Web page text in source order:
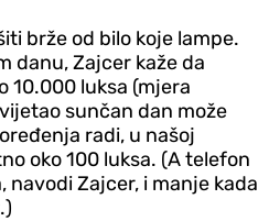
brže od bilo koje lampe.
danu, Zajcer kaže da
10.000 luksa (mjera
sunčan dan može
radi, u našoj
oko 100 luksa. (A telefon
navodi Zajcer, i manje kada